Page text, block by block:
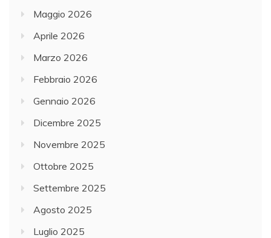
Maggio 2026
Aprile 2026
Marzo 2026
Febbraio 2026
Gennaio 2026
Dicembre 2025
Novembre 2025
Ottobre 2025
Settembre 2025
Agosto 2025
Luglio 2025